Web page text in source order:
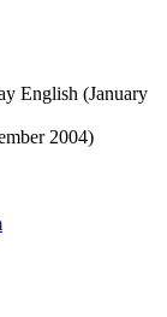
English (January
2004)